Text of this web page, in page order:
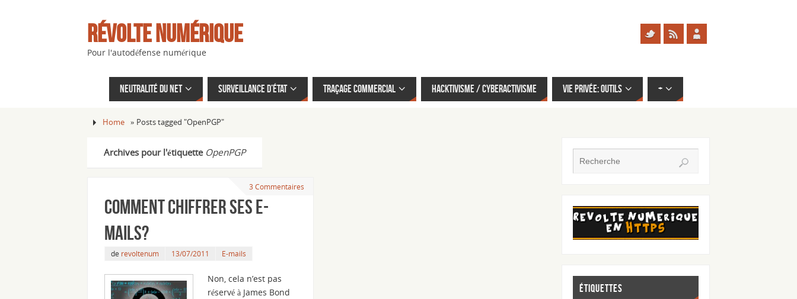
Révolte Numérique
Pour l'autodéfense numérique
Neutralité du net Surveillance d’État Traçage commercial Hacktivisme / cyberactivisme Vie privée: outils +
Home » Posts tagged "OpenPGP"
Archives pour l'étiquette OpenPGP
3 Commentaires
Comment chiffrer ses e-
mails?
de revoltenum 13/07/2011 E-mails
Non, cela n’est pas
réservé à James Bond
Étiquettes